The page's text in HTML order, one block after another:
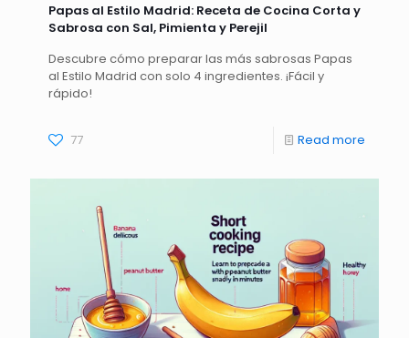
Papas al Estilo Madrid: Receta de Cocina Corta y
Sabrosa con Sal, Pimienta y Perejil
Descubre cómo preparar las más sabrosas Papas
al Estilo Madrid con solo 4 ingredientes. ¡Fácil y
rápido!
77 Read more